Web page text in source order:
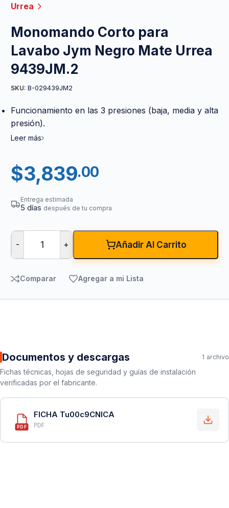
Urrea
Monomando Corto para
Lavabo Jym Negro Mate Urrea
9439JM.2
SKU: B-029439JM2
Funcionamiento en las 3 presiones (baja, media y alta
presión).
Leer más
$3,839.00
Entrega estimada
5 días después de tu compra
- + Añadir Al Carrito
Comparar Agregar a mi Lista
Documentos y descargas 1 archivo
Fichas técnicas, hojas de seguridad y guías de instalación
verificadas por el fabricante.
PDF
FICHA Tu00c9CNICA
PDF